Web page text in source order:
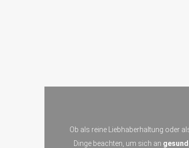
Ob als reine Liebhaberhaltung oder
Dinge beachten, um sich an